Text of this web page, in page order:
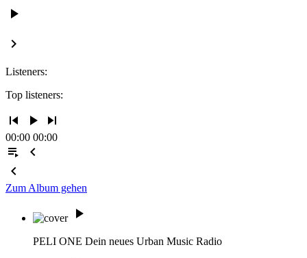
play_arrow
keyboard_arrow_right
Listeners:
Top listeners:
skip_previous play_arrow skip_next
00:00 00:00
playlist_play
chevron_left
chevron_left
Zum Album gehen
play_arrow
PELI ONE Dein neues Urban Music Radio